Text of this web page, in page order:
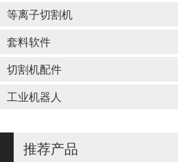
等离子切割机
套料软件
切割机配件
工业机器人
推荐产品